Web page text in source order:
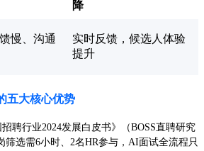
降
慢、沟通
实时反馈，候选人体验
提升
五大核心优势
聘行业2024发展白皮书》（BOSS直聘研究
筛选需6小时、2名HR参与，AI面试全流程只